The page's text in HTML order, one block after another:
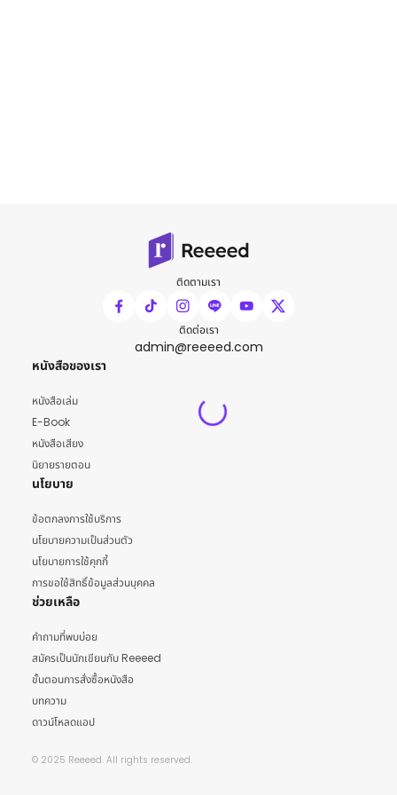
ติดตามเรา
ติดต่อเรา
admin@reeeed.com
หนังสือของเรา
หนังสือเล่ม
E-Book
หนังสือเสียง
นิยายรายตอน
นโยบาย
ข้อตกลงการใช้บริการ
นโยบายความเป็นส่วนตัว
นโยบายการใช้คุกกี้
การขอใช้สิทธิ์ข้อมูลส่วนบุคคล
ช่วยเหลือ
คำถามที่พบบ่อย
สมัครเป็นนักเขียนกับ Reeeed
ขั้นตอนการสั่งซื้อหนังสือ
บทความ
ดาวน์โหลดแอป
© 2025 Reeeed. All rights reserved.